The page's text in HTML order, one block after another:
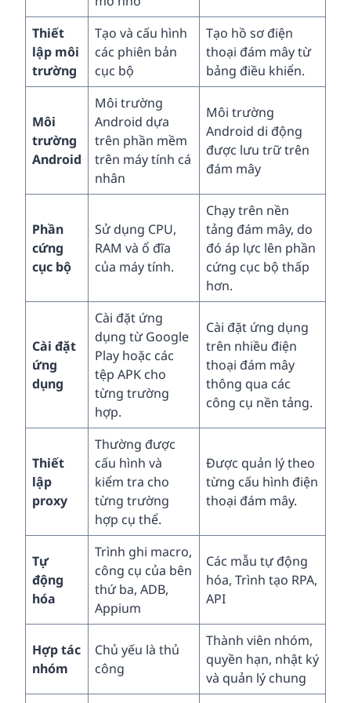
Thiết
lập môi
trường
Tạo và cấu hình
các phiên bản
cục bộ
Tạo hồ sơ điện
thoại đám mây từ
bảng điều khiển.
Môi
trường
Android
Môi trường
Android dựa
trên phần mềm
trên máy tính cá
nhân
Môi trường
Android di động
được lưu trữ trên
đám mây
Phần
cứng
cục bộ
Sử dụng CPU,
RAM và ổ đĩa
của máy tính.
Chạy trên nền
tảng đám mây, do
đó áp lực lên phần
cứng cục bộ thấp
hơn.
Cài đặt
ứng
dụng
Cài đặt ứng
dụng từ Google
Play hoặc các
tệp APK cho
từng trường
hợp.
Cài đặt ứng dụng
trên nhiều điện
thoại đám mây
thông qua các
công cụ nền tảng.
Thiết
lập
proxy
Thường được
cấu hình và
kiểm tra cho
từng trường
hợp cụ thể.
Được quản lý theo
từng cấu hình điện
thoại đám mây.
Tự
động
hóa
Trình ghi macro,
công cụ của bên
thứ ba, ADB,
Appium
Các mẫu tự động
hóa, Trình tạo RPA,
API
Hợp tác
nhóm
Chủ yếu là thủ
công
Thành viên nhóm,
quyền hạn, nhật ký
và quản lý chung